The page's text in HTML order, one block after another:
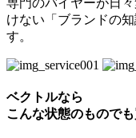
けない「ブランドの
す。
ベクトルなら
こんな状態のもので